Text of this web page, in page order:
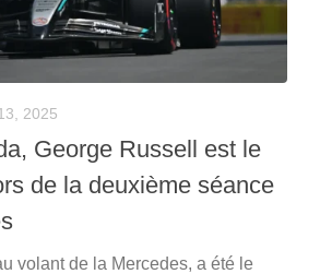
2025
George Russell est le
de la deuxième séance
volant de la Mercedes, a été le